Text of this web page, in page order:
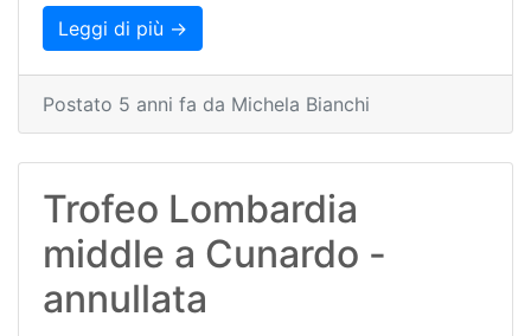
Leggi di più →
Postato 5 anni fa da Michela Bianchi
Trofeo Lombardia
middle a Cunardo -
annullata